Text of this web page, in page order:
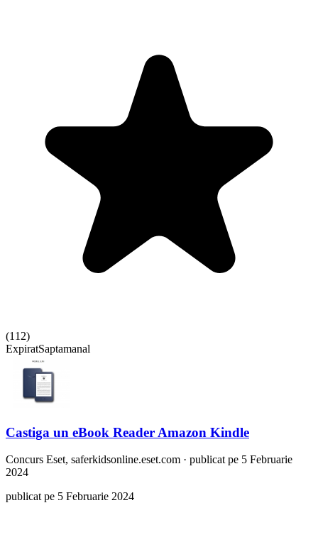
(112)
ExpiratSaptamanal
Castiga un eBook Reader Amazon Kindle
Concurs Eset, saferkidsonline.eset.com · publicat pe 5 Februarie
2024
publicat pe 5 Februarie 2024